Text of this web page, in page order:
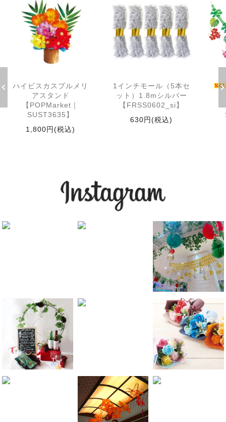
ハイビスカスプルメリ
アスタンド
【POPMarket｜
SUST3635】
1,800円(税込)
1インチモール（5本セ
ット）1.8mシルバー
【FRSS0602_si】
630円(税込)